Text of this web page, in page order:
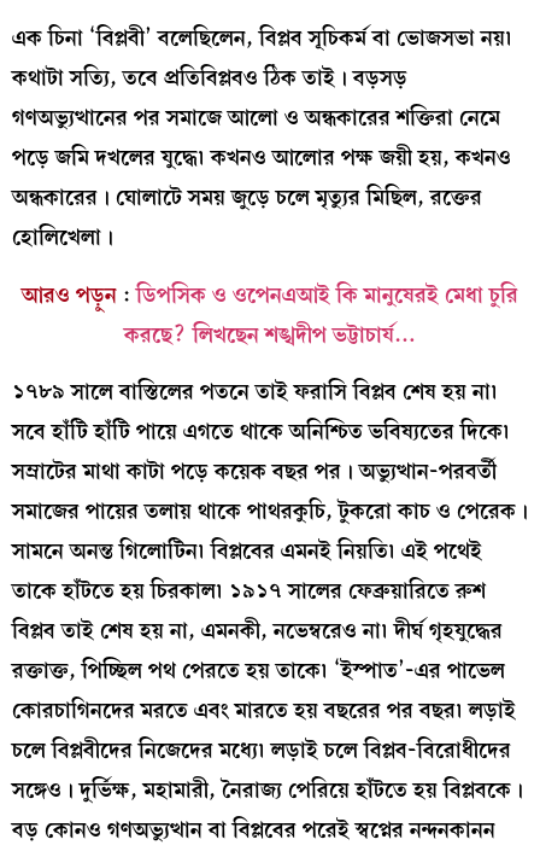
এক চিনা ‘বিপ্লবী’ বলেছিলেন, বিপ্লব সূচিকর্ম বা ভোজসভা নয়৷
কথাটা সত্যি, তবে প্রতিবিপ্লবও ঠিক তাই। বড়সড়
গণঅভ্যুত্থানের পর সমাজে আলো ও অন্ধকারের শক্তিরা নেমে
পড়ে জমি দখলের যুদ্ধে৷ কখনও আলোর পক্ষ জয়ী হয়, কখনও
অন্ধকারের। ঘোলাটে সময় জুড়ে চলে মৃত্যুর মিছিল, রক্তের
হোলিখেলা।
আরও পড়ুন :ডিপসিক ও ওপেনএআই কি মানুষেরই মেধা চুরি
করছে? লিখছেন শঙ্খদীপ ভট্টাচার্য…
১৭৮৯ সালে বাস্তিলের পতনে তাই ফরাসি বিপ্লব শেষ হয় না৷
সবে হাঁটি হাঁটি পায়ে এগতে থাকে অনিশ্চিত ভবিষ্যতের দিকে৷
সম্রাটের মাথা কাটা পড়ে কয়েক বছর পর। অভ্যুত্থান-পরবর্তী
সমাজের পায়ের তলায় থাকে পাথরকুচি, টুকরো কাচ ও পেরেক।
সামনে অনন্ত গিলোটিন৷ বিপ্লবের এমনই নিয়তি৷ এই পথেই
তাকে হাঁটতে হয় চিরকাল৷ ১৯১৭ সালের ফেব্রুয়ারিতে রুশ
বিপ্লব তাই শেষ হয় না, এমনকী, নভেম্বরেও না৷ দীর্ঘ গৃহযুদ্ধের
রক্তাক্ত, পিচ্ছিল পথ পেরতে হয় তাকে৷ ‘ইস্পাত’-এর পাভেল
কোরচাগিনদের মরতে এবং মারতে হয় বছরের পর বছর৷ লড়াই
চলে বিপ্লবীদের নিজেদের মধ্যে৷ লড়াই চলে বিপ্লব-বিরোধীদের
সঙ্গেও। দুর্ভিক্ষ, মহামারী, নৈরাজ্য পেরিয়ে হাঁটতে হয় বিপ্লবকে।
বড় কোনও গণঅভ্যুত্থান বা বিপ্লবের পরেই স্বপ্নের নন্দনকানন